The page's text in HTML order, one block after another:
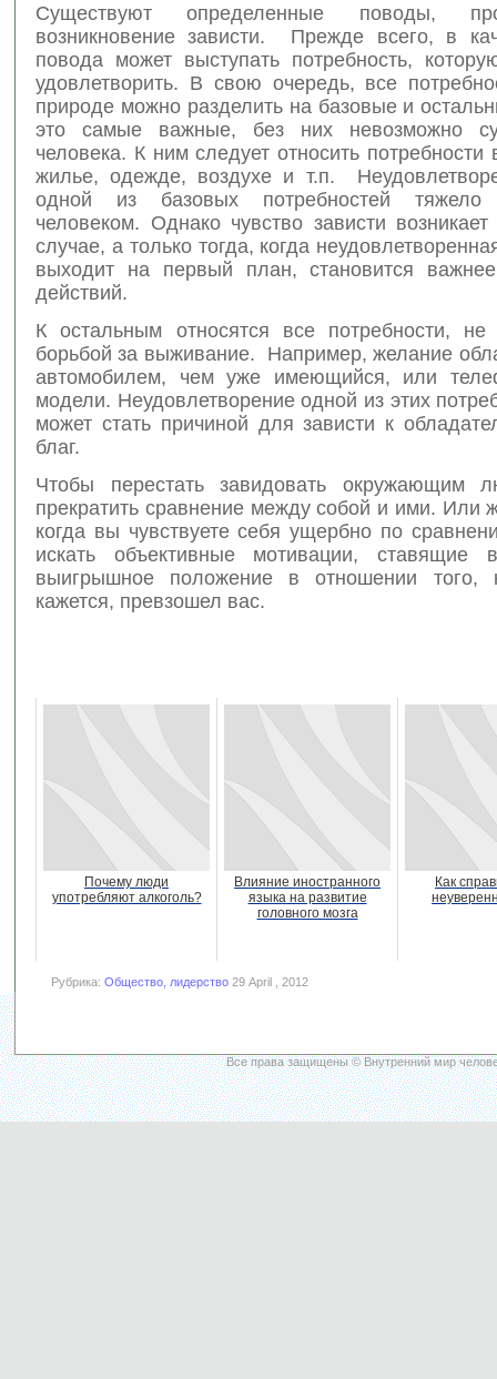
Существуют определенные поводы,
возникновение зависти. Прежде всего, в
повода может выступать потребность,
удовлетворить. В свою очередь, все
природе можно разделить на базовые и
это самые важные, без них невозможно
человека. К ним следует относить
жилье, одежде, воздухе и т.п.
одной из базовых потребностей тяжело
человеком. Однако чувство зависти
случае, а только тогда, когда
выходит на первый план, становится
действий.
К остальным относятся все потребности,
борьбой за выживание. Например, желание
автомобилем, чем уже имеющийся, или
модели. Неудовлетворение одной из этих
может стать причиной для зависти к
благ.
Чтобы перестать завидовать окружающим
прекратить сравнение между собой и ими. Или
когда вы чувствуете себя ущербно по
искать объективные мотивации,
выигрышное положение в отношении того,
кажется, превзошел вас.
Почему люди
употребляют алкоголь?
Влияние иностранного
языка на развитие
головного мозга
Как
Рубрика: Общество, лидерство 29 April , 2012
Все права защищены © Внутренний мир